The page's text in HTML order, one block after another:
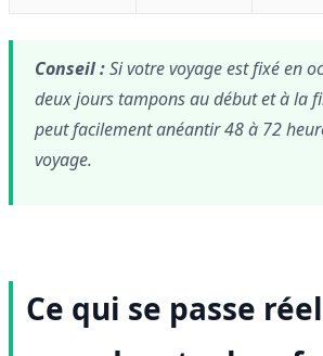
Conseil :Si votre voyage est fixé en
deux jours tampons au début et à la
peut facilement anéantir 48 à 72
voyage.
Ce qui se passe